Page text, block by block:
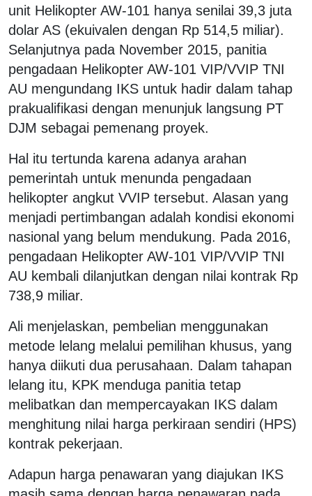
unit Helikopter AW-101 hanya senilai 39,3 juta
dolar AS (ekuivalen dengan Rp 514,5 miliar).
Selanjutnya pada November 2015, panitia
pengadaan Helikopter AW-101 VIP/VVIP TNI
AU mengundang IKS untuk hadir dalam tahap
prakualifikasi dengan menunjuk langsung PT
DJM sebagai pemenang proyek.
Hal itu tertunda karena adanya arahan
pemerintah untuk menunda pengadaan
helikopter angkut VVIP tersebut. Alasan yang
menjadi pertimbangan adalah kondisi ekonomi
nasional yang belum mendukung. Pada 2016,
pengadaan Helikopter AW-101 VIP/VVIP TNI
AU kembali dilanjutkan dengan nilai kontrak Rp
738,9 miliar.
Ali menjelaskan, pembelian menggunakan
metode lelang melalui pemilihan khusus, yang
hanya diikuti dua perusahaan. Dalam tahapan
lelang itu, KPK menduga panitia tetap
melibatkan dan mempercayakan IKS dalam
menghitung nilai harga perkiraan sendiri (HPS)
kontrak pekerjaan.
Adapun harga penawaran yang diajukan IKS